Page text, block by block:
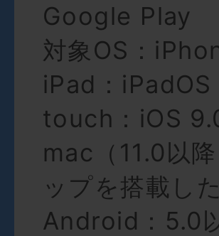
Google Play
対象OS：
iPad：
touch：iOS
mac（11.0以
ップを搭載し
Android：5.0